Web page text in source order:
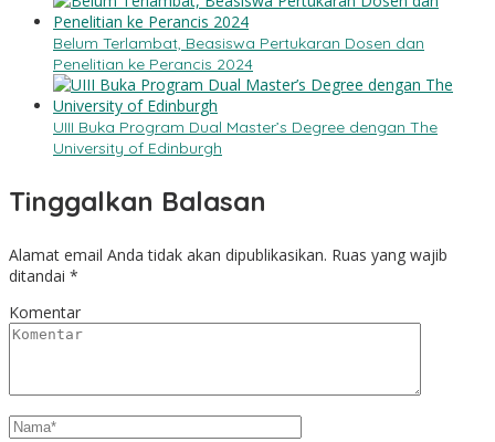
Belum Terlambat, Beasiswa Pertukaran Dosen dan
Penelitian ke Perancis 2024
UIII Buka Program Dual Master’s Degree dengan The
University of Edinburgh
Tinggalkan Balasan
Alamat email Anda tidak akan dipublikasikan. Ruas yang wajib
ditandai *
Komentar